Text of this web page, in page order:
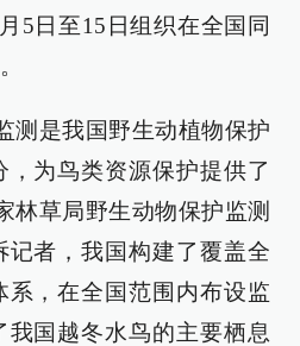
5日至15日组织在全国同
测是我国野生动植物保护
为鸟类资源保护提供了
林草局野生动物保护监测
记者，我国构建了覆盖全
系，在全国范围内布设监
国越冬水鸟的主要栖息